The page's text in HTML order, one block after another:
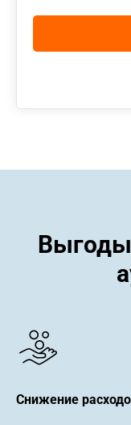
Выгоды
Снижение